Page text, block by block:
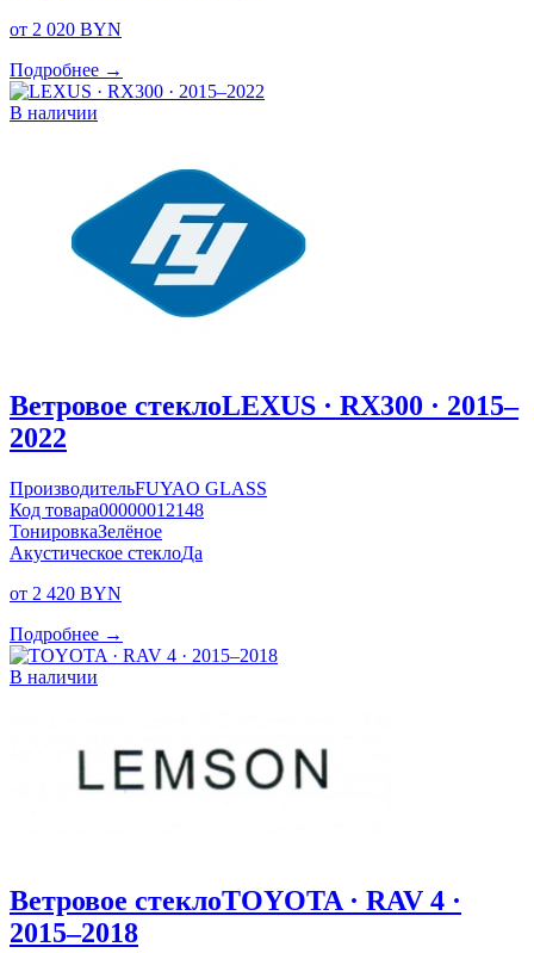
от 2 020 BYN
Подробнее →
В наличии
Ветровое стеклоLEXUS · RX300 · 2015–
2022
ПроизводительFUYAO GLASS
Код товара00000012148
ТонировкаЗелёное
Акустическое стеклоДа
от 2 420 BYN
Подробнее →
В наличии
Ветровое стеклоTOYOTA · RAV 4 ·
2015–2018